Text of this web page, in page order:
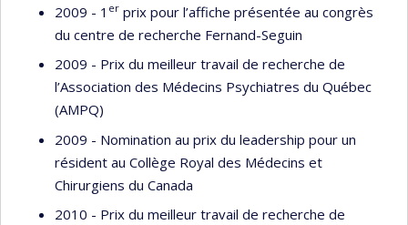
2009 - 1 er prix pour l’affiche présentée au congrès
du centre de recherche Fernand-Seguin
2009 - Prix du meilleur travail de recherche de
l’Association des Médecins Psychiatres du Québec
(AMPQ)
2009 - Nomination au prix du leadership pour un
résident au Collège Royal des Médecins et
Chirurgiens du Canada
2010 - Prix du meilleur travail de recherche de